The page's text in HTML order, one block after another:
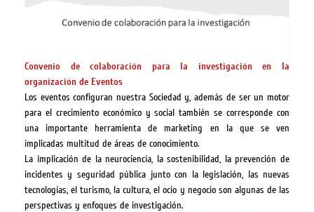
Convenio de colaboración para la investigación en la
organización de Eventos
Los eventos configuran nuestra Sociedad y, además de ser un motor
para el crecimiento económico y social también se corresponde con
una importante herramienta de marketing en la que se ven
implicadas multitud de áreas de conocimiento.
La implicación de la neurociencia, la sostenibilidad, la prevención de
incidentes y seguridad pública junto con la legislación, las nuevas
tecnologías, el turismo, la cultura, el ocio y negocio son algunas de las
perspectivas y enfoques de investigación.